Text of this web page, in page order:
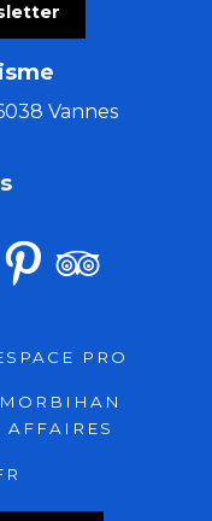
- Empreinte
celtique.
: buissons
Vannes
PRO
MORBIHAN
AFFAIRES